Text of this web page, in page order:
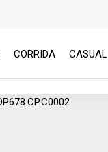
CORRIDA CASUAL